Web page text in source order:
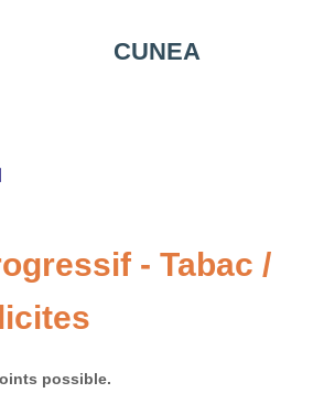
CUNEA
- Tabac /
possible.